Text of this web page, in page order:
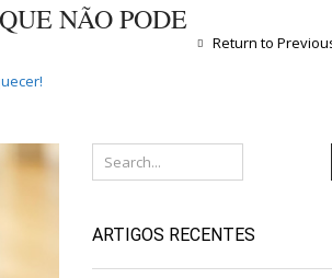
NÃO PODE
Return to
ARTIGOS RECENTES